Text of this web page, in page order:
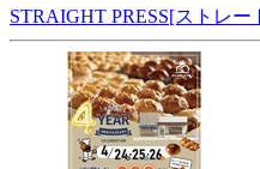
STRAIGHT PRESS[ストレー